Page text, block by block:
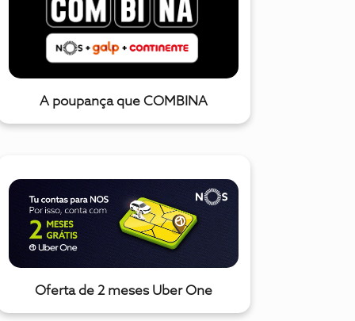
A poupança que COMBINA
Oferta de 2 meses Uber One